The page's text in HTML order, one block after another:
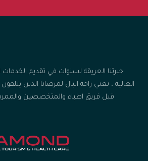
خبرتنا العريقة لسنوات في تقديم الخدمات
العالية ، تعني راحة البال لمرضانا الذين
قبل فريق اطباء والمتخصصين